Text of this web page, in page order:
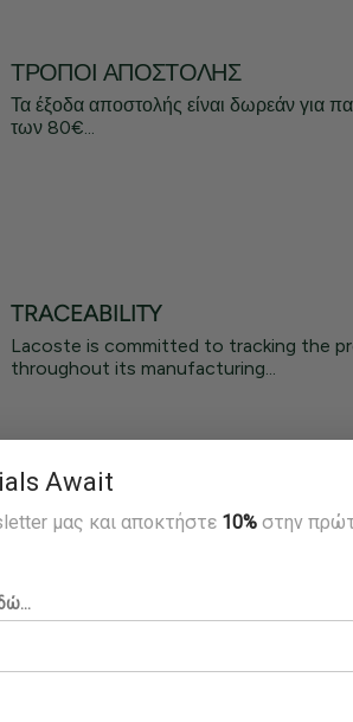
ΤΡΌΠΟΙ ΑΠΟΣΤΟΛΉΣ
Τα έξοδα αποστολής είναι δωρεάν για
των 80€...
TRACEABILITY
Lacoste is committed to tracking the
throughout its manufacturing...
Await
μας και αποκτήστε 10% στην